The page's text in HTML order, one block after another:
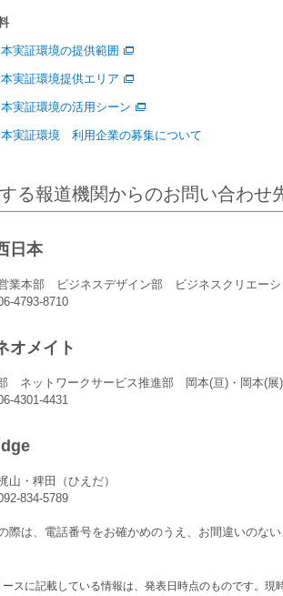
本実証環境の提供範囲
本実証環境提供エリア
本実証環境の活用シーン
本実証環境 利用企業の募集について
る報道機関からのお問い合わせ
日本
業本部 ビジネスデザイン部 ビジネスクリエーシ
4793-8710
オメイト
ネットワークサービス推進部 岡本(亘)・岡本(展
4301-4431
・稗田（ひえだ）
834-5789
際は、電話番号をお確かめのうえ、お間違いのな
スに記載している情報は、発表日時点のものです。